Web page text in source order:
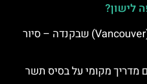
לישון?
סיורים חינמיים בונקובר (Vancouver) שבקנדה – סיור
מדריך מקומי על בסיס תשר